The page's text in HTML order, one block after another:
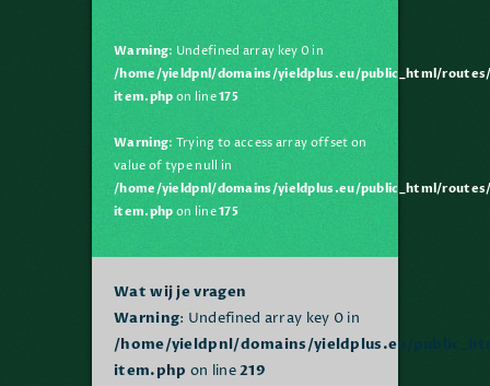
Warning: Undefined array key 0 in
/home/yieldpnl/domains/yieldplus.eu/public_html/
item.php on line175
Warning: Trying to access array offset on
value of type null in
/home/yieldpnl/domains/yieldplus.eu/public_html/
item.php on line175
Wat wij je vragen
Warning: Undefined array key 0 in
/home/yieldpnl/domains/yieldplus.eu/
item.php on line219
anders. Verspilling uit gebouwen
halen is een onderdeel van ons
dagelijks werk.
Dat is onze eigen wijsheid
- yield plus